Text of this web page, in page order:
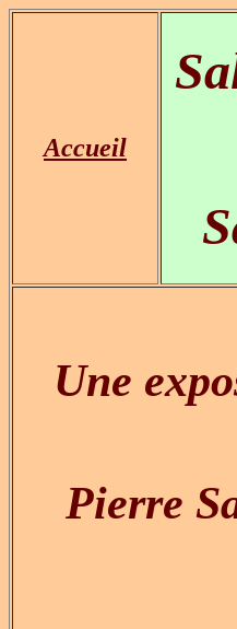
Accueil
Une
Pierre